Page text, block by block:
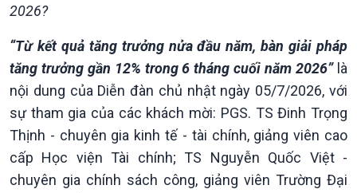
Kinh tế
Tin Kinh tế
Trước giờ mở cửa
Nông nghiệp & Biển đảo
Tin Nông nghiệp & Biển
đảo
2026?
“Từ kết quả tăng trưởng nửa đầu năm, bàn giải pháp
tăng trưởng gần 12% trong 6 tháng cuối năm 2026”là
nội dung của Diễn đàn chủ nhật ngày 05/7/2026, với
sự tham gia của các khách mời: PGS. TS Đinh Trọng
Thịnh - chuyên gia kinh tế - tài chính, giảng viên cao
cấp Học viện Tài chính; TS Nguyễn Quốc Việt -
chuyên gia chính sách công, giảng viên Trường Đại